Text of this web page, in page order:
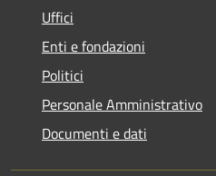
Uffici
Enti e fondazioni
Politici
Personale Amministrativo
Documenti e dati